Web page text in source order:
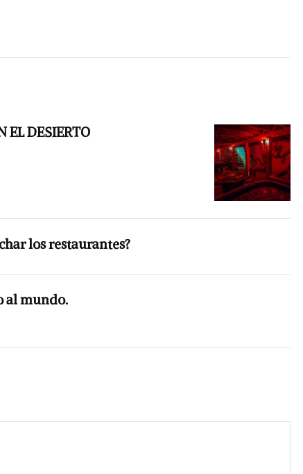
EL DESIERTO
los restaurantes?
al mundo.